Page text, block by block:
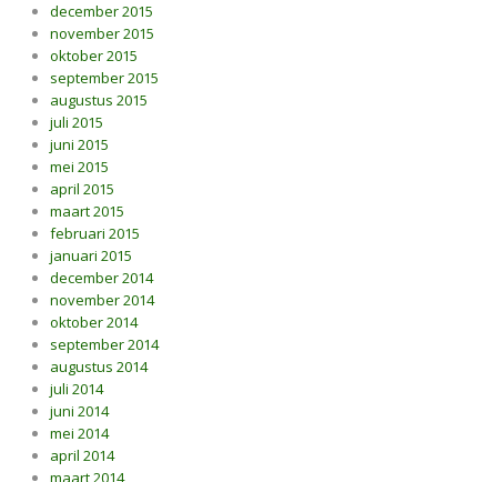
december 2015
november 2015
oktober 2015
september 2015
augustus 2015
juli 2015
juni 2015
mei 2015
april 2015
maart 2015
februari 2015
januari 2015
december 2014
november 2014
oktober 2014
september 2014
augustus 2014
juli 2014
juni 2014
mei 2014
april 2014
maart 2014